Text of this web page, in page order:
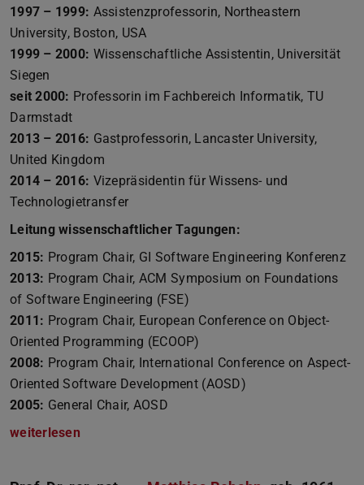
1997 – 1999: Assistenzprofessorin, Northeastern
University, Boston, USA
1999 – 2000: Wissenschaftliche Assistentin, Universität
Siegen
seit 2000: Professorin im Fachbereich Informatik, TU
Darmstadt
2013 – 2016: Gastprofessorin, Lancaster University,
United Kingdom
2014 – 2016: Vizepräsidentin für Wissens- und
Technologietransfer
Leitung wissenschaftlicher Tagungen:
2015: Program Chair, GI Software Engineering Konferenz
2013: Program Chair, ACM Symposium on Foundations
of Software Engineering (FSE)
2011: Program Chair, European Conference on Object-
Oriented Programming (ECOOP)
2008: Program Chair, International Conference on Aspect-
Oriented Software Development (AOSD)
2005: General Chair, AOSD
weiterlesen